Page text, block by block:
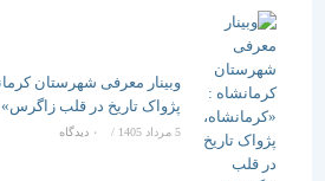
وبینار معرفی شهرستان کرمانشاه :
پژواک تاریخ در قلب زاگرس»
5 مرداد 1405 / ۰ دیدگاه